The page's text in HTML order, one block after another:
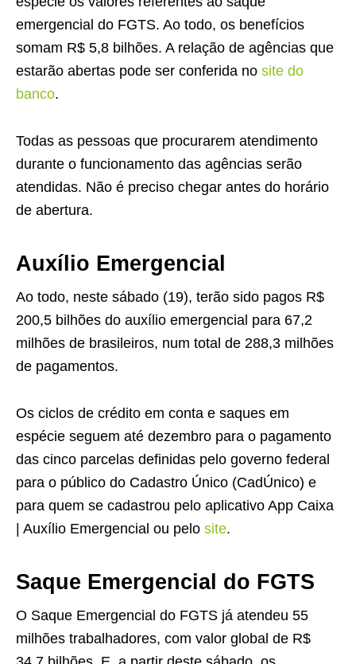
emergencial do FGTS. Ao todo, os benefícios
somam R$ 5,8 bilhões. A relação de agências que
estarão abertas pode ser conferida no site do
banco.
Todas as pessoas que procurarem atendimento
durante o funcionamento das agências serão
atendidas. Não é preciso chegar antes do horário
de abertura.
Auxílio Emergencial
Ao todo, neste sábado (19), terão sido pagos R$
200,5 bilhões do auxílio emergencial para 67,2
milhões de brasileiros, num total de 288,3 milhões
de pagamentos.
Os ciclos de crédito em conta e saques em
espécie seguem até dezembro para o pagamento
das cinco parcelas definidas pelo governo federal
para o público do Cadastro Único (CadÚnico) e
para quem se cadastrou pelo aplicativo App Caixa
| Auxílio Emergencial ou pelo site.
Saque Emergencial do FGTS
O Saque Emergencial do FGTS já atendeu 55
milhões trabalhadores, com valor global de R$